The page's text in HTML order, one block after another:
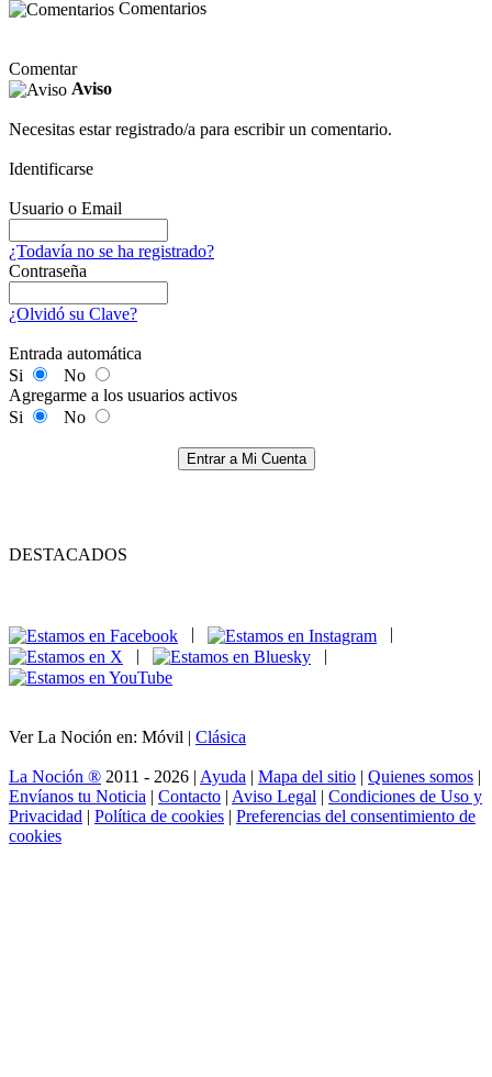
Comentarios
Comentar
Aviso
Necesitas estar registrado/a para escribir un comentario.
Identificarse
Usuario o Email
¿Todavía no se ha registrado?
Contraseña
¿Olvidó su Clave?
Entrada automática
Si
No
Agregarme a los usuarios activos
Si
No
Entrar a Mi Cuenta
DESTACADOS
|
|
Ver La Noción en: Móvil | Clásica
La Noción ® 2011 - 2026 | Ayuda | Mapa del sitio | Quienes somos |
Envíanos tu Noticia | Contacto | Aviso Legal | Condiciones de Uso y
Privacidad | Política de cookies | Preferencias del consentimiento de
cookies